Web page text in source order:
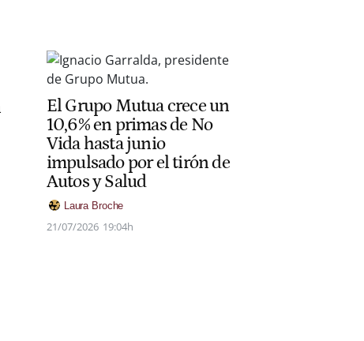
El Grupo Mutua crece un
10,6% en primas de No
Vida hasta junio
impulsado por el tirón de
Autos y Salud
Laura Broche
21/07/2026 19:04h